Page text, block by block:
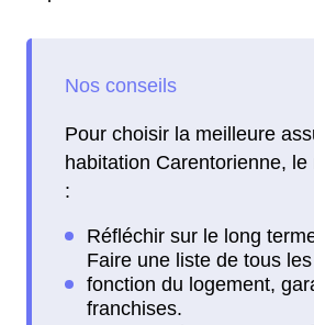
Pour choisir la meilleure
habitation Carentorienne, le
: